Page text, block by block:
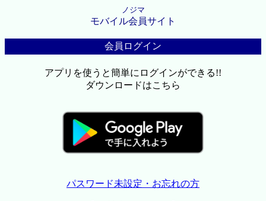
ノジマ
モバイル会員サイト
会員ログイン
アプリを使うと簡単にログインができる!!
ダウンロードはこちら
パスワード未設定・お忘れの方